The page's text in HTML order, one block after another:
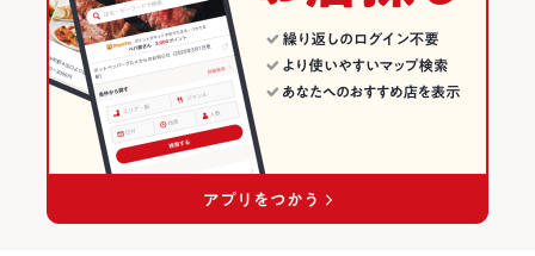
－
池袋西口のグルメランキング
池袋西口のイタリアン・フレンチランキング
池袋西口のイタリアンランキング